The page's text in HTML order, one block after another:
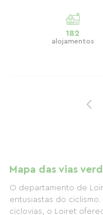
182
alojamentos
Mapa das vias
O departamento de
entusiastas do
ciclovias, o Loiret